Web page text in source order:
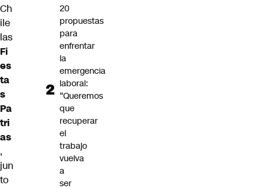
Ch
ile
las
Fi
es
ta
s
Pa
tri
as
,
jun
to
20
propuestas
para
enfrentar
la
emergencia
laboral:
“Queremos
que
recuperar
el
trabajo
vuelva
a
ser